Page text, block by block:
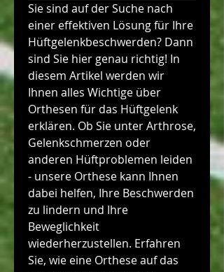
Sie sind auf der Suche nach
einer effektiven Lösung für Ihre
Hüftgelenkbeschwerden? Dann
sind Sie hier genau richtig! In
diesem Artikel werden wir
Ihnen alles Wichtige über
Orthesen für das Hüftgelenk
erklären. Ob Sie unter Arthrose,
Gelenkschmerzen oder
anderen Hüftproblemen leiden
- unsere Orthese kann Ihnen
dabei helfen, Ihre Beschwerden
zu lindern und Ihre
Beweglichkeit
wiederherzustellen. Erfahren
Sie, wie eine Orthese auf das